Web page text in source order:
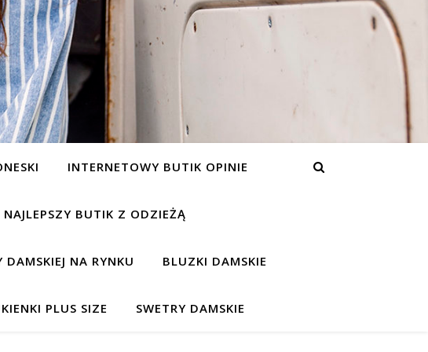
INTERNETOWY BUTIK OPINIE
NAJLEPSZY BUTIK Z ODZIEŻĄ
NA RYNKU BLUZKI DAMSKIE
PLUS SIZE SWETRY DAMSKIE